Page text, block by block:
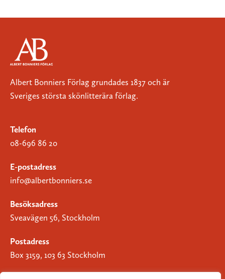
Albert Bonniers Förlag grundades 1837 och är
Sveriges största skönlitterära förlag.
Telefon
08-696 86 20
E-postadress
info@albertbonniers.se
Besöksadress
Sveavägen 56, Stockholm
Postadress
Box 3159, 103 63 Stockholm